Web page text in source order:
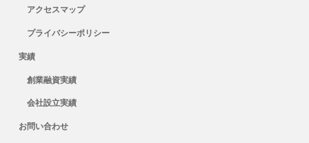
アクセスマップ
プライバシーポリシー
実績
創業融資実績
会社設立実績
お問い合わせ